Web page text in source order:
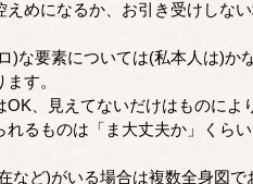
めになるか、お引き受けしな
)な要素については(私本人は)か
す。
、見えてないだけはものによ
れるものは「ま大丈夫か」くら
など)がいる場合は複数全身図